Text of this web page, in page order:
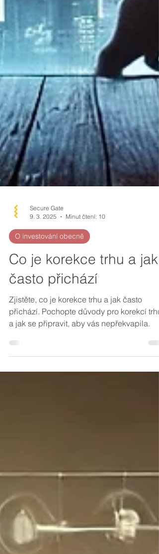
Secure Gate
9. 3. 2025
Minut čtení: 10
O investování obecně
Co je korekce trhu a jak
často přichází
přichází. Pochopte důvody pro korekcí trhu
a jak se připravit, aby vás nepřekvapila.